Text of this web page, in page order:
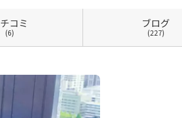
コミ
(6)
ブログ
(227)